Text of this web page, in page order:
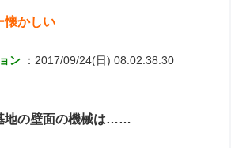
懐かしい
ン
：2017/09/24(日) 08:02:38.30
地の壁面の機械は……